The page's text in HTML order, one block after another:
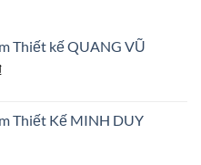
Thiết kế QUANG VŨ
Giá
là: Thiết Kế MINH DUY